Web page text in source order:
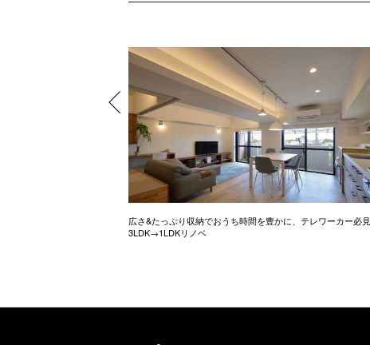
広さ&たっぷり収納でおうち時間を豊かに、テレワーカー必見
3LDK→1LDKリノベ